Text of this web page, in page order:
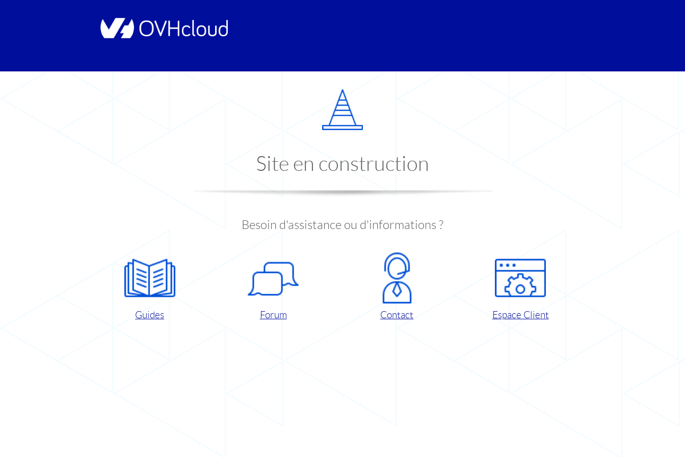
Site en construction
Besoin d'assistance ou d'informations ?
Guides Forum Contact Espace Client